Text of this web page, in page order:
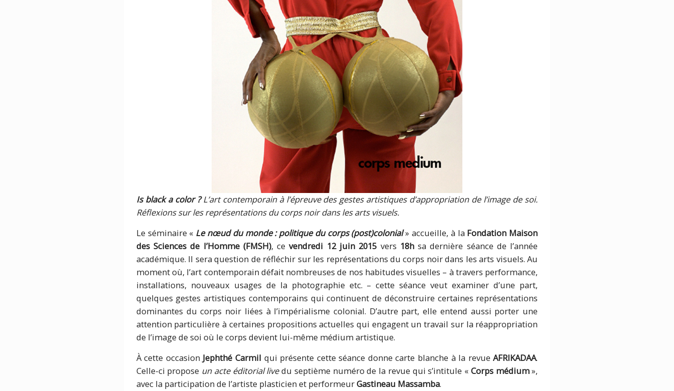
Is black a color ?L’art contemporain à l’épreuve des gestes artistiques d’appropriation de l’image de soi.
Réflexions sur les représentations du corps noir dans les arts visuels.
Le séminaire « Le nœud du monde : politique du corps (post)colonial» accueille, à la Fondation Maison
des Sciences de l’Homme (FMSH), cevendredi 12 juin 2015 vers 18hsa dernière séance de l’année
académique. Il sera question de réfléchir sur les représentations du corps noir dans les arts visuels. Au
moment où, l’art contemporain défait nombreuses de nos habitudes visuelles – à travers performance,
installations, nouveaux usages de la photographie etc. – cette séance veut examiner d’une part,
quelques gestes artistiques contemporains qui continuent de déconstruire certaines représentations
dominantes du corps noir liées à l’impérialisme colonial. D’autre part, elle entend aussi porter une
attention particulière à certaines propositions actuelles qui engagent un travail sur la réappropriation
de l’image de soi où le corps devient lui-même médium artistique.
À cette occasion Jephthé Carmil qui présente cette séance donne carte blanche à la revueAFRIKADAA.
Celle-ci propose un acte éditorial livedu septième numéro de la revue qui s’intitule « Corps médium»,
avec la participation de l’artiste plasticien et performeurGastineau Massamba.